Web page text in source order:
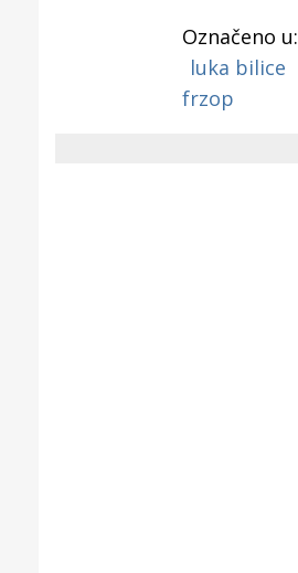
Označeno u:
luka bilice
frzop